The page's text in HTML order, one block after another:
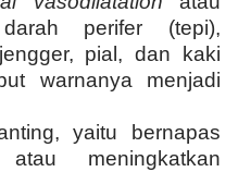
perifer (tepi),
pial, dan kaki
warnanya menjadi
yaitu bernapas
meningkatkan